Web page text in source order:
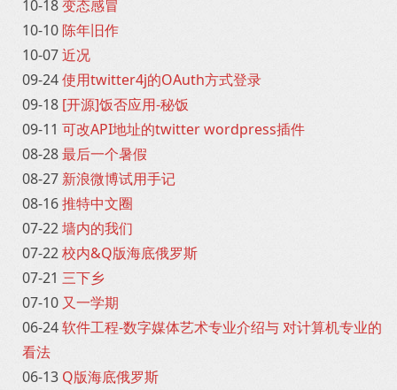
10-18变态感冒
10-10 陈年旧作
10-07近况
09-24使用twitter4j的OAuth方式登录
09-18 [开源]饭否应用-秘饭
09-11 可改API地址的twitter wordpress插件
08-28最后一个暑假
08-27 新浪微博试用手记
08-16推特中文圈
07-22墙内的我们
07-22校内&Q版海底俄罗斯
07-21 三下乡
07-10 又一学期
06-24软件工程-数字媒体艺术专业介绍与 对计算机专业的
看法
06-13 Q版海底俄罗斯